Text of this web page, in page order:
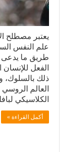
يعتبر مصطلح
علم النفس
طريق ما يدعى
الفعل
ذلك بالسلوك،
العالم
الكلاسيكي
أكمل القراءة »